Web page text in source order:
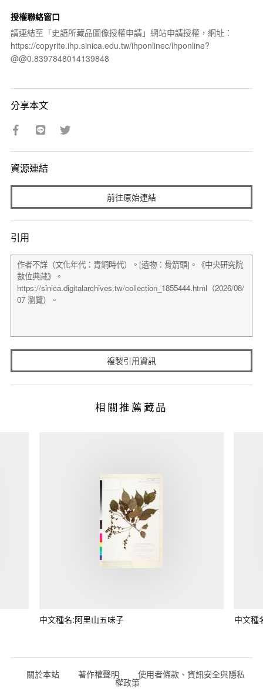
授權聯絡窗口
請連結至「史語所藏品圖像授權申請」網站申請授權，網址：
https://copyrite.ihp.sinica.edu.tw/ihponlinec/ihponline?
@@0.8397848014139848
分享本文
資源連結
前往原始連結
引用
複製引用資訊
相關推薦藏品
中文種名:阿里山五味子 中文種
關於本站 著作權聲明 使用者條款、資訊安全與隱私
權政策